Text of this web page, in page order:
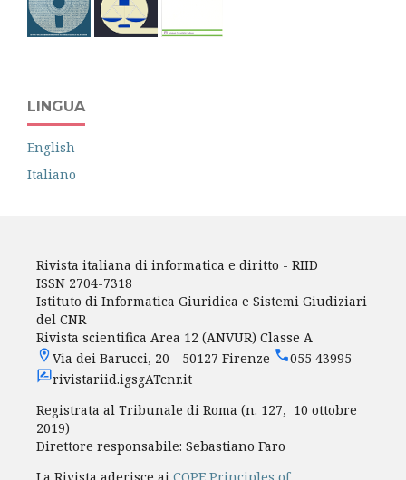
LINGUA
English
Italiano
Rivista italiana di informatica e diritto - RIID
ISSN 2704-7318
Istituto di Informatica Giuridica e Sistemi Giudiziari
del CNR
Rivista scientifica Area 12 (ANVUR) Classe A
Via dei Barucci, 20 - 50127 Firenze
055 43995
rivistariid.igsgATcnr.it
Registrata al Tribunale di Roma (n. 127, 10 ottobre
2019)
Direttore responsabile: Sebastiano Faro